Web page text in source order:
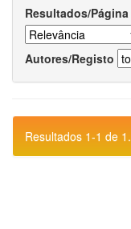
Resultados/Página
Autores/Registo
Resultados 1-1 de 1.